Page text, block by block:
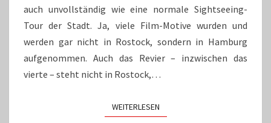
auch unvollständig wie eine normale Sightseeing-
Tour der Stadt. Ja, viele Film-Motive wurden und
werden gar nicht in Rostock, sondern in Hamburg
aufgenommen. Auch das Revier – inzwischen das
vierte – steht nicht in Rostock,…
WEITERLESENWEITERLESEN